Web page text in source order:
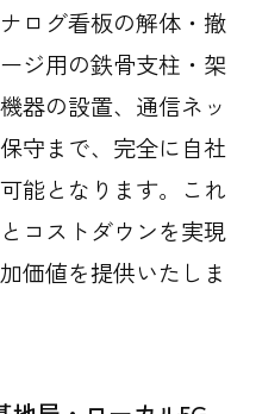
ログ看板の解体・撤
ジ用の鉄骨支柱・架
器の設置、通信ネッ
守まで、完全に自社
能となります。これ
コストダウンを実現
価値を提供いたしま